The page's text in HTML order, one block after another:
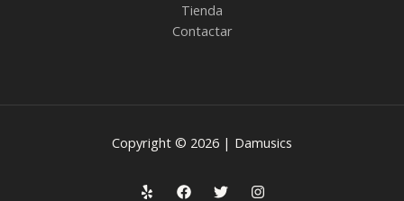
Tienda
Contactar
Copyright © 2026 | Damusics